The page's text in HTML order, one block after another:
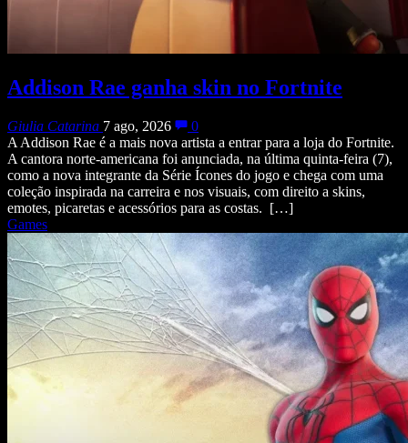
Addison Rae ganha skin no Fortnite
Giulia Catarina 7 ago, 2026
0
A Addison Rae é a mais nova artista a entrar para a loja do Fortnite.
A cantora norte-americana foi anunciada, na última quinta-feira (7),
como a nova integrante da Série Ícones do jogo e chega com uma
coleção inspirada na carreira e nos visuais, com direito a skins,
emotes, picaretas e acessórios para as costas. […]
Games